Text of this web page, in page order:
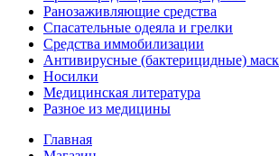
Ранозаживляющие средства
Спасательные одеяла и грелки
Средства иммобилизации
Антивирусные (бактерицидные)
Носилки
Медицинская литература
Разное из медицины
Главная